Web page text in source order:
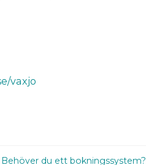
vaxjo
Behöver du ett bokningssystem?